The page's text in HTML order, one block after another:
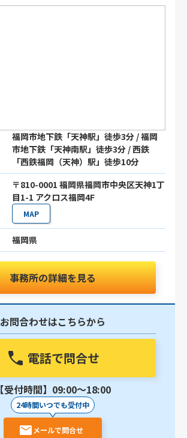
福岡市地下鉄「天神駅」徒歩3分 / 福岡
市地下鉄「天神南駅」徒歩3分 / 西鉄
「西鉄福岡（天神）駅」徒歩10分
〒810-0001 福岡県福岡市中央区天神1丁
目1-1 アクロス福岡4F
MAP
福岡県
事務所の詳細を見る
お問合わせはこちらから
電話で問合せ
【受付時間】09:00〜18:00
24時間いつでも受付中
メールで問合せ